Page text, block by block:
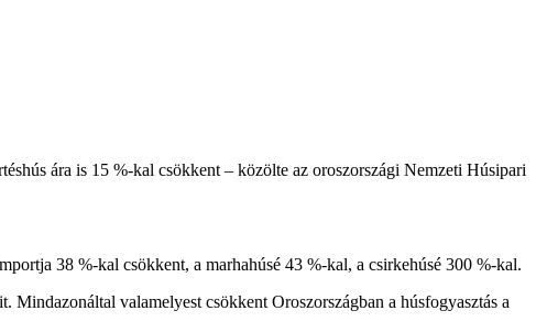
ára is 15 %-kal csökkent – közölte az oroszországi Nemzeti Húsipari
38 %-kal csökkent, a marhahúsé 43 %-kal, a csirkehúsé 300 %-kal.
valamelyest csökkent Oroszországban a húsfogyasztás a